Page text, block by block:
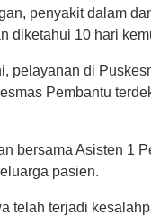
penyakit dalam
diketahui 10 hari
pelayanan di
Pembantu
bersama Asisten 1
pasien.
terjadi